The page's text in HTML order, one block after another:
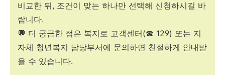
비교한 뒤, 조건이 맞는 하나만 선택해 신청하시길 바
랍니다.
💬 더 궁금한 점은 복지로 고객센터(☎ 129) 또는 지
자체 청년복지 담당부서에 문의하면 친절하게 안내받
을 수 있습니다.